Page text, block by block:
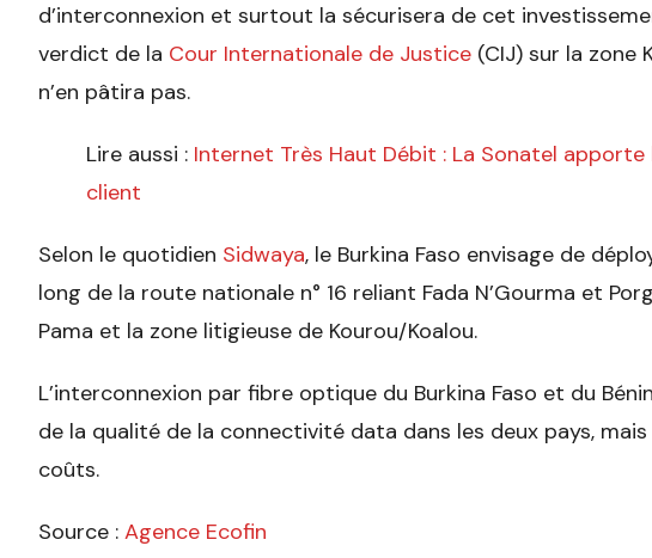
d’interconnexion et surtout la sécurisera de cet
verdict de la Cour Internationale de Justice (CIJ) sur la zone
n’en pâtira pas.
Lire aussi : Internet Très Haut Débit : La Sonatel
client
Selon le quotidien Sidwaya, le Burkina Faso envisage de
long de la route nationale n° 16 reliant Fada N’Gourma et
Pama et la zone litigieuse de Kourou/Koalou.
L’interconnexion par fibre optique du Burkina Faso et du
de la qualité de la connectivité data dans les deux pays,
coûts.
Source : Agence Ecofin